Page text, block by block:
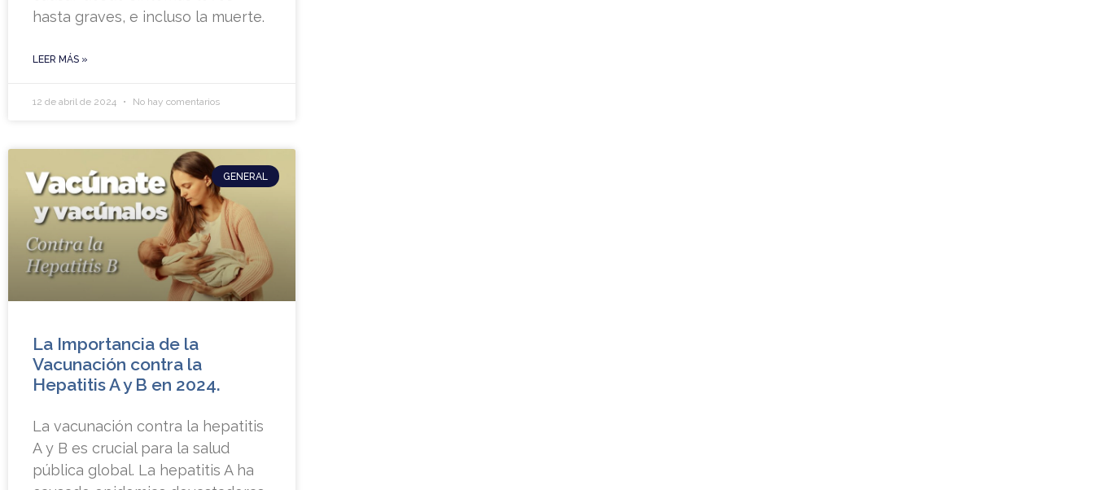
hasta graves, e incluso la muerte.
LEER MÁS »
12 de abril de 2024 No hay comentarios
GENERAL
La Importancia de la
Vacunación contra la
Hepatitis A y B en 2024.
La vacunación contra la hepatitis
A y B es crucial para la salud
pública global. La hepatitis A ha